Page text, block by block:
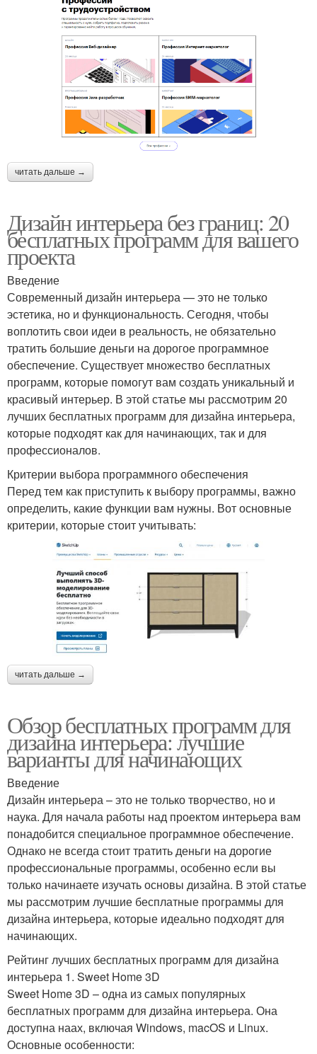
читать дальше →
Дизайн интерьера без границ: 20
бесплатных программ для вашего
проекта
Введение
Современный дизайн интерьера — это не только
эстетика, но и функциональность. Сегодня, чтобы
воплотить свои идеи в реальность, не обязательно
тратить большие деньги на дорогое программное
обеспечение. Существует множество бесплатных
программ, которые помогут вам создать уникальный и
красивый интерьер. В этой статье мы рассмотрим 20
лучших бесплатных программ для дизайна интерьера,
которые подходят как для начинающих, так и для
профессионалов.
Критерии выбора программного обеспечения
Перед тем как приступить к выбору программы, важно
определить, какие функции вам нужны. Вот основные
критерии, которые стоит учитывать:
читать дальше →
Обзор бесплатных программ для
дизайна интерьера: лучшие
варианты для начинающих
Введение
Дизайн интерьера – это не только творчество, но и
наука. Для начала работы над проектом интерьера вам
понадобится специальное программное обеспечение.
Однако не всегда стоит тратить деньги на дорогие
профессиональные программы, особенно если вы
только начинаете изучать основы дизайна. В этой статье
мы рассмотрим лучшие бесплатные программы для
дизайна интерьера, которые идеально подходят для
начинающих.
Рейтинг лучших бесплатных программ для дизайна
интерьера 1. Sweet Home 3D
Sweet Home 3D – одна из самых популярных
бесплатных программ для дизайна интерьера. Она
доступна наах, включая Windows, macOS и Linux.
Основные особенности: